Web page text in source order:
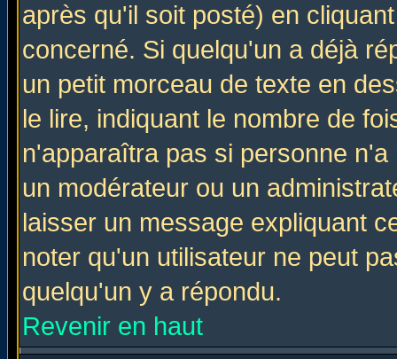
après qu'il soit posté) en
concerné. Si quelqu'un a déjà
un petit morceau de texte en
le lire, indiquant le nombre de
n'apparaîtra pas si personne
un modérateur ou un
laisser un message expliquant
noter qu'un utilisateur ne peut
quelqu'un y a répondu.
Revenir en haut